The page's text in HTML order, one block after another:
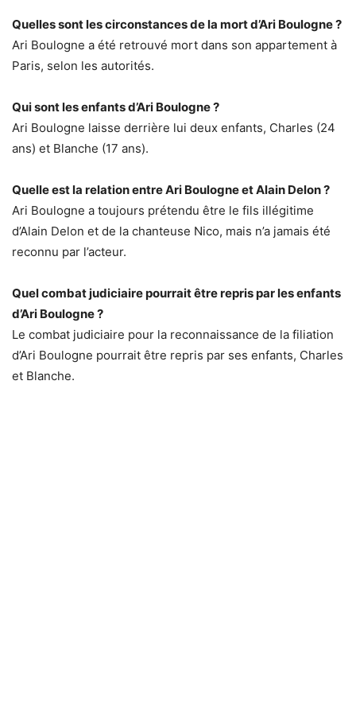
Quelles sont les circonstances de la mort d’Ari Boulogne ?
Ari Boulogne a été retrouvé mort dans son appartement à
Paris, selon les autorités.
Qui sont les enfants d’Ari Boulogne ?
Ari Boulogne laisse derrière lui deux enfants, Charles (24
ans) et Blanche (17 ans).
Quelle est la relation entre Ari Boulogne et Alain Delon ?
Ari Boulogne a toujours prétendu être le fils illégitime
d’Alain Delon et de la chanteuse Nico, mais n’a jamais été
reconnu par l’acteur.
Quel combat judiciaire pourrait être repris par les enfants
d’Ari Boulogne ?
Le combat judiciaire pour la reconnaissance de la filiation
d’Ari Boulogne pourrait être repris par ses enfants, Charles
et Blanche.